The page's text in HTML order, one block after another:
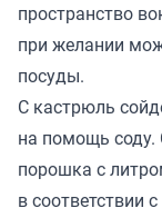
пространство
при желании
посуды.
С кастрюль
на помощь соду.
порошка с
в соответствии